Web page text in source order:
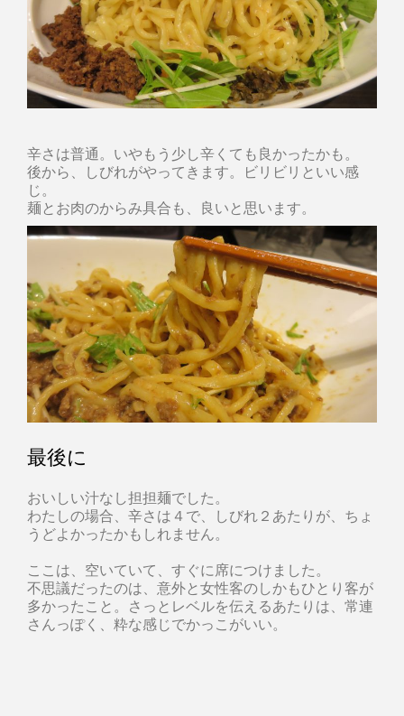
辛さは普通。いやもう少し辛くても良かったかも。
後から、しびれがやってきます。ビリビリといい感
じ。
麺とお肉のからみ具合も、良いと思います。
最後に
おいしい汁なし担担麺でした。
わたしの場合、辛さは４で、しびれ２あたりが、ちょ
うどよかったかもしれません。
ここは、空いていて、すぐに席につけました。
不思議だったのは、意外と女性客のしかもひとり客が
多かったこと。さっとレベルを伝えるあたりは、常連
さんっぽく、粋な感じでかっこがいい。